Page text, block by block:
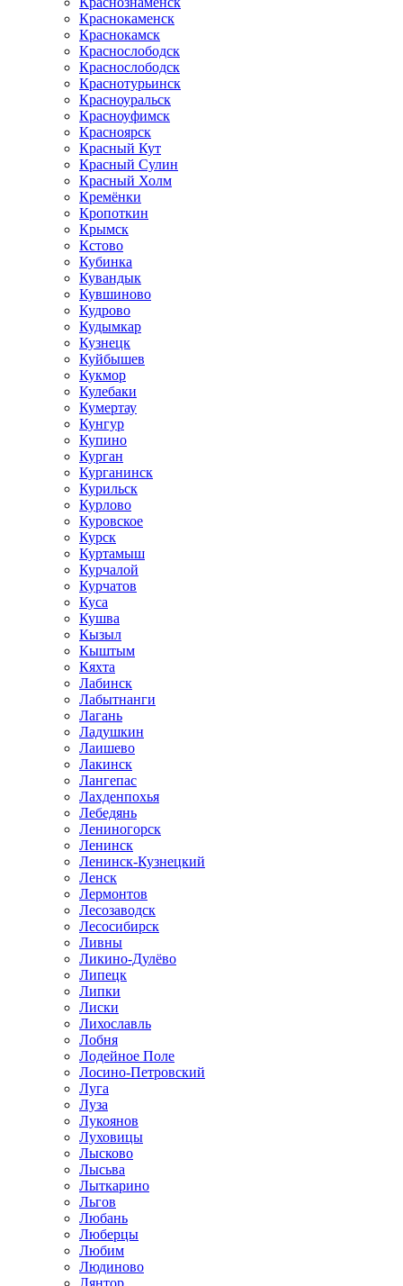
Краснокаменск
Краснокамск
Краснослободск
Краснослободск
Краснотурьинск
Красноуральск
Красноуфимск
Красноярск
Красный Кут
Красный Сулин
Красный Холм
Кремёнки
Кропоткин
Крымск
Кстово
Кубинка
Кувандык
Кувшиново
Кудрово
Кудымкар
Кузнецк
Куйбышев
Кукмор
Кулебаки
Кумертау
Кунгур
Купино
Курган
Курганинск
Курильск
Курлово
Куровское
Курск
Куртамыш
Курчалой
Курчатов
Куса
Кушва
Кызыл
Кыштым
Кяхта
Лабинск
Лабытнанги
Лагань
Ладушкин
Лаишево
Лакинск
Лангепас
Лахденпохья
Лебедянь
Лениногорск
Ленинск
Ленинск-Кузнецкий
Ленск
Лермонтов
Лесозаводск
Лесосибирск
Ливны
Ликино-Дулёво
Липецк
Липки
Лиски
Лихославль
Лобня
Лодейное Поле
Лосино-Петровский
Луга
Луза
Лукоянов
Луховицы
Лысково
Лысьва
Лыткарино
Льгов
Любань
Люберцы
Любим
Людиново
Лянтор